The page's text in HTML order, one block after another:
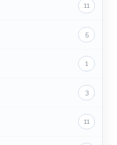
11
5
1
3
11